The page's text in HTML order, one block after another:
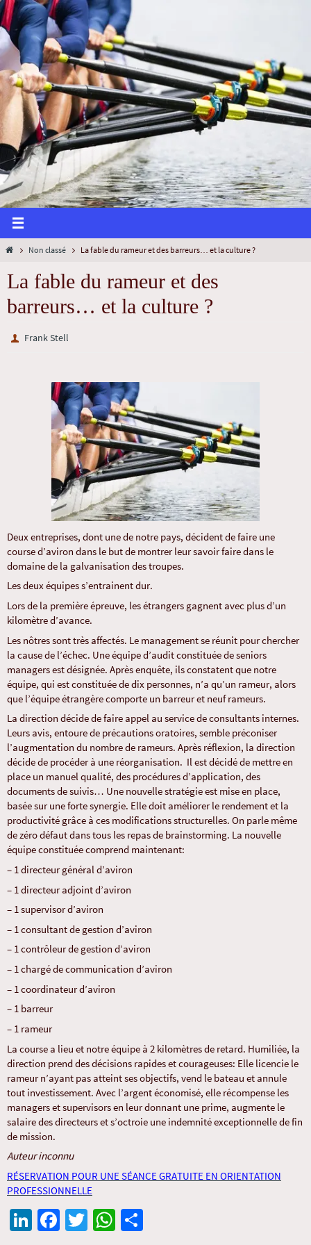
Non classé La fable du rameur et des barreurs… et la culture ?
La fable du rameur et des
barreurs… et la culture ?
Frank Stell
Deux entreprises, dont une de notre pays, décident de faire une
course d’aviron dans le but de montrer leur savoir faire dans le
domaine de la galvanisation des troupes.
Les deux équipes s’entrainent dur.
Lors de la première épreuve, les étrangers gagnent avec plus d’un
kilomètre d’avance.
Les nôtres sont très affectés. Le management se réunit pour chercher
la cause de l’échec. Une équipe d’audit constituée de seniors
managers est désignée. Après enquête, ils constatent que notre
équipe, qui est constituée de dix personnes, n’a qu’un rameur, alors
que l’équipe étrangère comporte un barreur et neuf rameurs.
La direction décide de faire appel au service de consultants internes.
Leurs avis, entoure de précautions oratoires, semble préconiser
l’augmentation du nombre de rameurs. Après réflexion, la direction
décide de procéder à une réorganisation. Il est décidé de mettre en
place un manuel qualité, des procédures d’application, des
documents de suivis… Une nouvelle stratégie est mise en place,
basée sur une forte synergie. Elle doit améliorer le rendement et la
productivité grâce à ces modifications structurelles. On parle même
de zéro défaut dans tous les repas de brainstorming. La nouvelle
équipe constituée comprend maintenant:
– 1 directeur général d’aviron
– 1 directeur adjoint d’aviron
– 1 supervisor d’aviron
– 1 consultant de gestion d’aviron
– 1 contrôleur de gestion d’aviron
– 1 chargé de communication d’aviron
– 1 coordinateur d’aviron
– 1 barreur
– 1 rameur
La course a lieu et notre équipe à 2 kilomètres de retard. Humiliée, la
direction prend des décisions rapides et courageuses: Elle licencie le
rameur n’ayant pas atteint ses objectifs, vend le bateau et annule
tout investissement. Avec l’argent économisé, elle récompense les
managers et supervisors en leur donnant une prime, augmente le
salaire des directeurs et s’octroie une indemnité exceptionnelle de fin
de mission.
Auteur inconnu
RÉSERVATION POUR UNE SÉANCE GRATUITE EN ORIENTATION
PROFESSIONNELLE
Li Fa T
W